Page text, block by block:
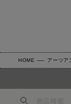
HOME アーツア